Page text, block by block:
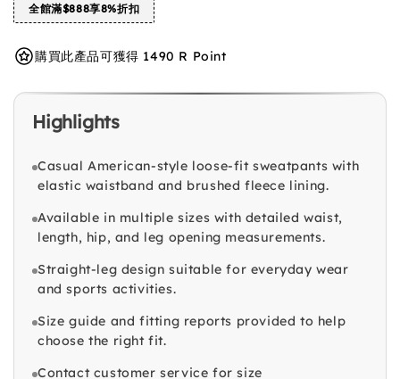
全館滿$888享8%折扣
購買此產品可獲得 1490 R Point
Highlights
Casual American-style loose-fit sweatpants with
elastic waistband and brushed fleece lining.
Available in multiple sizes with detailed waist,
length, hip, and leg opening measurements.
Straight-leg design suitable for everyday wear
and sports activities.
Size guide and fitting reports provided to help
choose the right fit.
Contact customer service for size